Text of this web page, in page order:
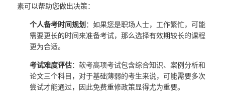
素可以帮助您做出决策：
个人备考时间规划：如果您是职场人士，工作繁忙，可能
需要更长的时间来准备考试，那么选择有效期较长的课程
更为合适。
考试难度评估：软考高项考试包含综合知识、案例分析和
论文三个科目，对于基础薄弱的考生来说，可能需要多次
尝试才能通过，因此免费重修政策显得尤为重要。